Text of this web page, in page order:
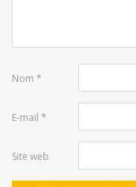
Nom *
E-mail *
Site web